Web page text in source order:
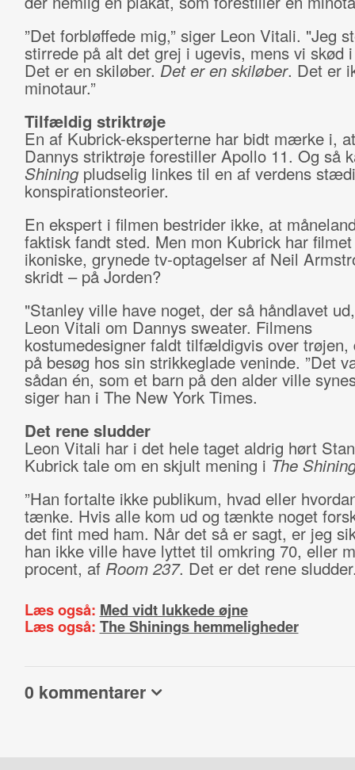
”Det forbløffede mig,” siger Leon Vitali. "Jeg
stirrede på alt det grej i ugevis, mens vi skød
Det er en skiløber.Det er en skiløber. Det er
minotaur.”
Tilfældig striktrøje
En af Kubrick-eksperterne har bidt mærke i,
Dannys striktrøje forestiller Apollo 11. Og så
Shining pludselig linkes til en af verdens
konspirationsteorier.
En ekspert i filmen bestrider ikke, at
faktisk fandt sted. Men mon Kubrick har
ikoniske, grynede tv-optagelser af Neil
skridt – på Jorden?
"Stanley ville have noget, der så håndlavet
Leon Vitali om Dannys sweater. Filmens
kostumedesigner faldt tilfældigvis over trøjen,
på besøg hos sin strikkeglade veninde. ”Det
sådan én, som et barn på den alder ville
siger han i The New York Times.
Det rene sludder
Leon Vitali har i det hele taget aldrig hørt
Kubrick tale om en skjult mening i The
”Han fortalte ikke publikum, hvad eller
tænke. Hvis alle kom ud og tænkte noget
det fint med ham. Når det så er sagt, er jeg
han ikke ville have lyttet til omkring 70, eller
procent, af Room 237. Det er det rene
Læs også: Med vidt lukkede øjne
Læs også: The Shinings hemmeligheder
0 kommentarer